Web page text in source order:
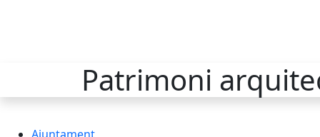
Patrimoni